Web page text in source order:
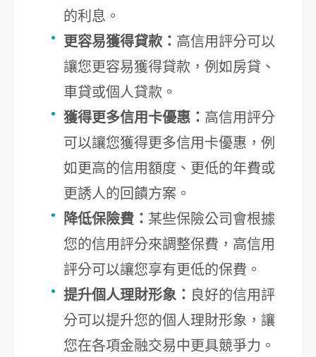
的利息。
更容易獲得貸款： 高信用評分可以
讓您更容易獲得貸款，例如房貸、
車貸或個人貸款。
獲得更多信用卡優惠： 高信用評分
可以讓您獲得更多信用卡優惠，例
如更高的信用額度、更低的年費或
更誘人的回饋方案。
降低保險費： 某些保險公司會根據
您的信用評分來調整保費，高信用
評分可以讓您享有更低的保費。
提升個人理財形象： 良好的信用評
分可以提升您的個人理財形象，讓
您在各項金融交易中更具競爭力。